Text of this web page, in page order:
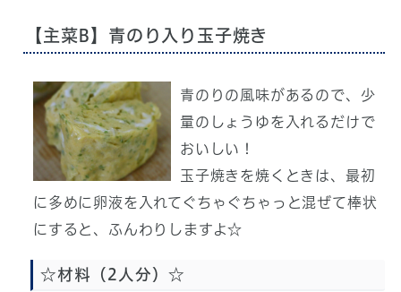
【主菜B】青のり入り玉子焼き
青のりの風味があるので、少
量のしょうゆを入れるだけで
おいしい！
玉子焼きを焼くときは、最初
に多めに卵液を入れてぐちゃぐちゃっと混ぜて棒状
にすると、ふんわりしますよ☆
☆材料（2人分）☆